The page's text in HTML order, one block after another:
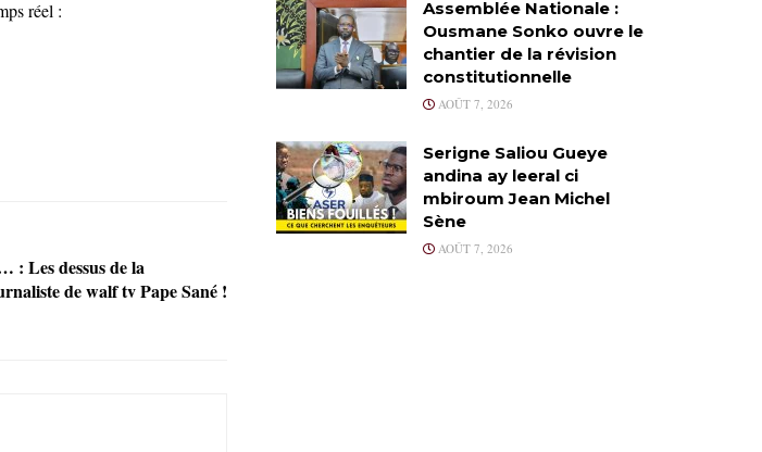
réel :
: Les dessus de la
de walf tv Pape Sané !
Assemblée Nationale :
Ousmane Sonko ouvre le
chantier de la révision
constitutionnelle
AOÛT 7, 2026
Serigne Saliou Gueye
andina ay leeral ci
mbiroum Jean Michel
Sène
AOÛT 7, 2026